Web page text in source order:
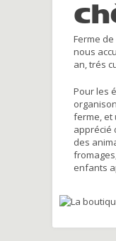
Ferme
nous
an, trés
Pour les
ferme, et
apprécié
des
enfants